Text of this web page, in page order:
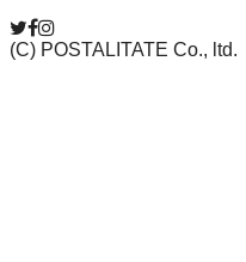
(C) POSTALITATE Co., ltd.